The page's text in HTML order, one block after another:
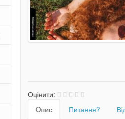
Оцінити:
Oпис
Питання?